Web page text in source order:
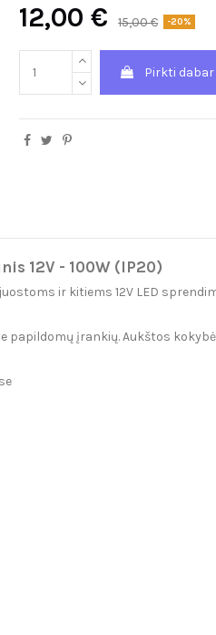
12,00 € 15,00 € -20%
Pirkti dabar
12V - 100W (IP20)
ir kitiems 12V LED
papildomų įrankių. Aukštos